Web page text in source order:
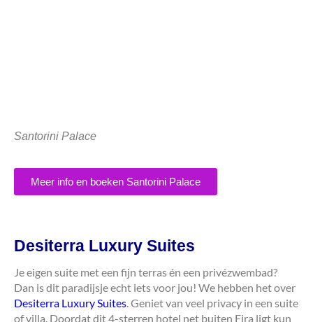
Santorini Palace
Meer info en boeken Santorini Palace
Desiterra Luxury Suites
Je eigen suite met een fijn terras én een privézwembad?
Dan is dit paradijsje echt iets voor jou! We hebben het over
Desiterra Luxury Suites. Geniet van veel privacy in een suite
of villa. Doordat dit 4-sterren hotel net buiten Fira ligt kun